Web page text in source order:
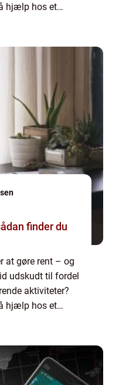
hjælp hos et
finder du
at gøre rent – og
udskudt til fordel
aktiviteter?
hjælp hos et